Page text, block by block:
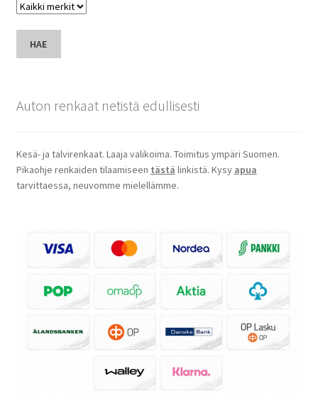
HAE
Auton renkaat netistä edullisesti
Kesä- ja talvirenkaat. Laaja valikoima. Toimitus ympäri Suomen.
Pikaohje renkaiden tilaamiseen tästä linkistä. Kysy apua
tarvittaessa, neuvomme mielellämme.